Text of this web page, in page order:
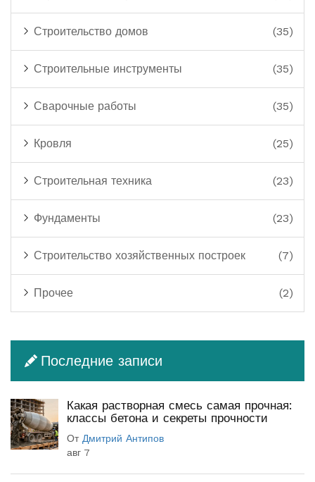
Строительство домов (35)
Строительные инструменты (35)
Сварочные работы (35)
Кровля (25)
Строительная техника (23)
Фундаменты (23)
Строительство хозяйственных построек (7)
Прочее (2)
Последние записи
Какая растворная смесь самая прочная:
классы бетона и секреты прочности
От Дмитрий Антипов
авг 7